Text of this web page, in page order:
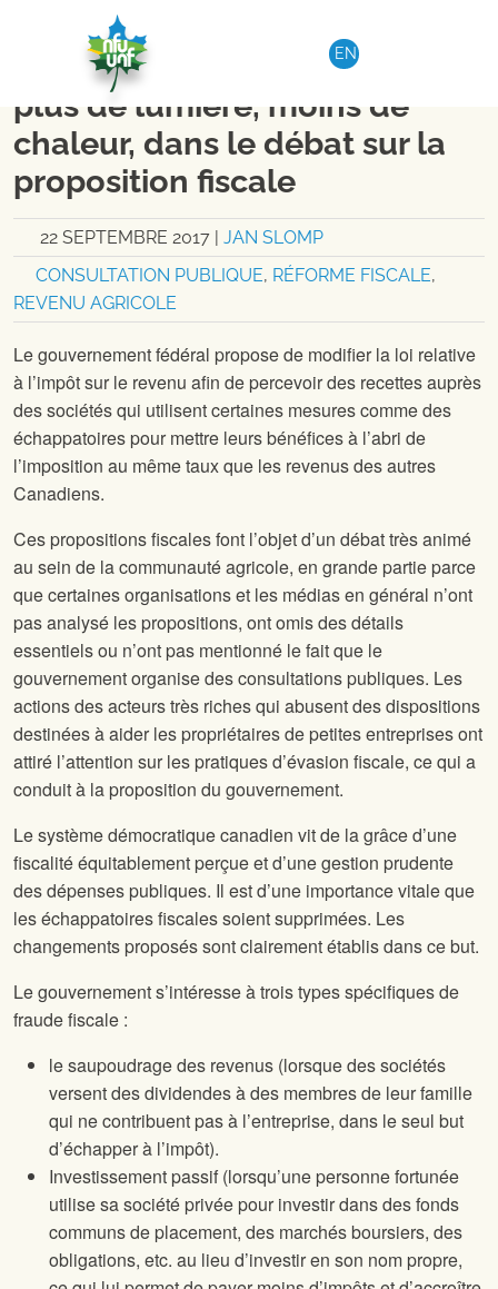
Aller au contenu
EN
|OPINION
Les fermières ont besoin de
plus de lumière, moins de
chaleur, dans le débat sur la
proposition fiscale
22 SEPTEMBRE 2017
JAN SLOMP
CONSULTATION PUBLIQUE, RÉFORME FISCALE,
REVENU AGRICOLE
Le gouvernement fédéral propose de modifier la loi relative
à l’impôt sur le revenu afin de percevoir des recettes auprès
des sociétés qui utilisent certaines mesures comme des
échappatoires pour mettre leurs bénéfices à l’abri de
l’imposition au même taux que les revenus des autres
Canadiens.
Ces propositions fiscales font l’objet d’un débat très animé
au sein de la communauté agricole, en grande partie parce
que certaines organisations et les médias en général n’ont
pas analysé les propositions, ont omis des détails
essentiels ou n’ont pas mentionné le fait que le
gouvernement organise des consultations publiques. Les
actions des acteurs très riches qui abusent des dispositions
destinées à aider les propriétaires de petites entreprises ont
attiré l’attention sur les pratiques d’évasion fiscale, ce qui a
conduit à la proposition du gouvernement.
Le système démocratique canadien vit de la grâce d’une
fiscalité équitablement perçue et d’une gestion prudente
des dépenses publiques. Il est d’une importance vitale que
les échappatoires fiscales soient supprimées. Les
changements proposés sont clairement établis dans ce but.
Le gouvernement s’intéresse à trois types spécifiques de
fraude fiscale :
le saupoudrage des revenus (lorsque des sociétés
versent des dividendes à des membres de leur famille
qui ne contribuent pas à l’entreprise, dans le seul but
d’échapper à l’impôt).
Investissement passif (lorsqu’une personne fortunée
utilise sa société privée pour investir dans des fonds
communs de placement, des marchés boursiers, des
obligations, etc. au lieu d’investir en son nom propre,